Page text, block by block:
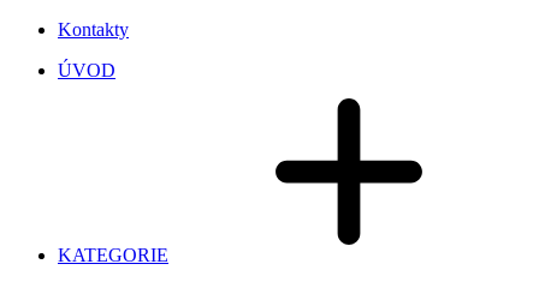
Kontakty
ÚVOD
KATEGORIE